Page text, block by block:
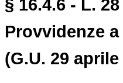
§ 16.4.6 - L.
Provvidenze
(G.U. 29